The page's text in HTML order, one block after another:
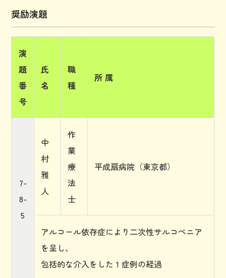
奨励演題
演
題
番
号
氏
名
職
種
所 属
7-
8-
5
中
村
雅
人
作
業
療
法
士
平成扇病院（東京都）
アルコール依存症により二次性サルコペニア
を呈し、
包括的な介入をした 1 症例の経過